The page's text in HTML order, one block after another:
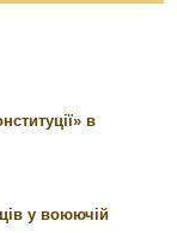
в
у воюючій